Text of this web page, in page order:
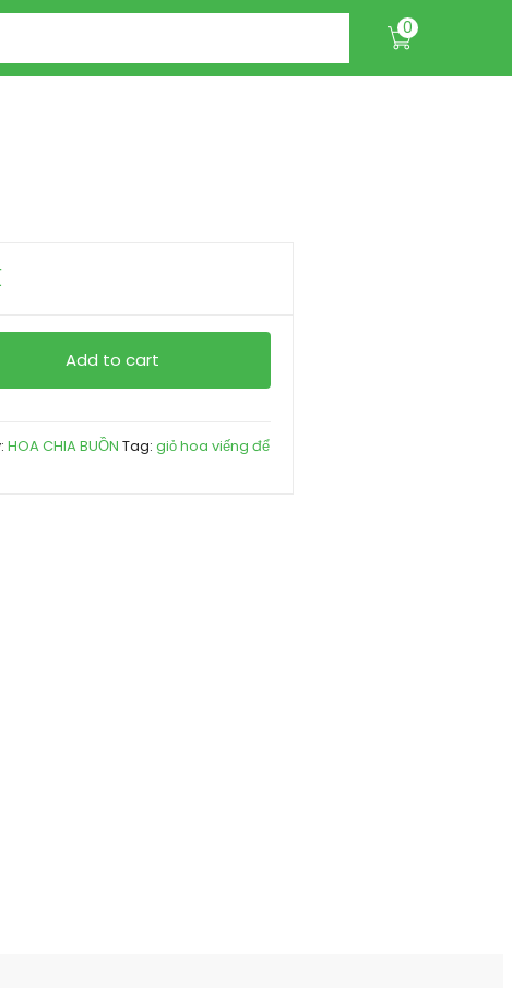
0
Add to cart
HOA CHIA BUỒN Tag: giỏ hoa viếng để